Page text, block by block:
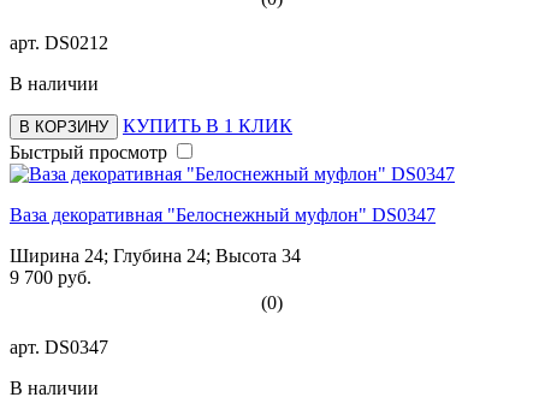
арт. DS0212
В наличии
В КОРЗИНУ
КУПИТЬ В 1 КЛИК
Быстрый просмотр
Ваза декоративная "Белоснежный муфлон" DS0347
Ширина 24; Глубина 24; Высота 34
9 700 руб.
(0)
арт. DS0347
В наличии